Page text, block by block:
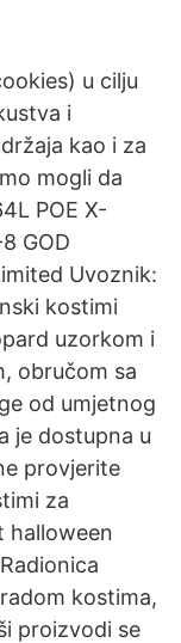
u cilju
i
kao i za
mogli da
POE X-
GOD
Uvoznik:
kostimi
uzorkom i
obručom sa
od umjetnog
je dostupna u
provjerite
za
halloween
kostima,
proizvodi se